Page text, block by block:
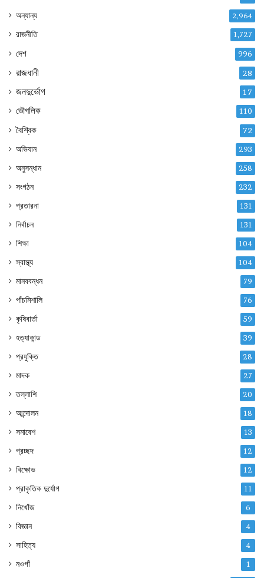
অন্যান্য 2,964
রাজনীতি 1,727
দেশ 996
রাজধানী 28
জনদুর্ভোগ 17
ভৌগলিক 110
বৈশ্বিক 72
অভিযান 293
অনুসন্ধান 258
সংগঠন 232
প্রতারনা 131
নির্বাচন 131
শিক্ষা 104
স্বাস্থ্য 104
মানববন্ধন 79
পাঁচমিশালি 76
কৃষিবার্তা 59
হত্যাকান্ড 39
প্রযুক্তি 28
মাদক 27
তল্লাশি 20
আন্দোলন 18
সমাবেশ 13
প্রচ্ছদ 12
বিক্ষোভ 12
প্রাকৃতিক দুর্যোগ 11
নিখোঁজ 6
বিজ্ঞান 4
সাহিত্য 4
নওগাঁ 1